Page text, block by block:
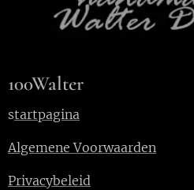
100Walter
startpagina
Algemene Voorwaarden
Privacybeleid